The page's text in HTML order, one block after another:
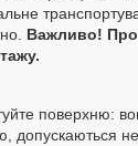
Важливо!
поверхню:
допускаються